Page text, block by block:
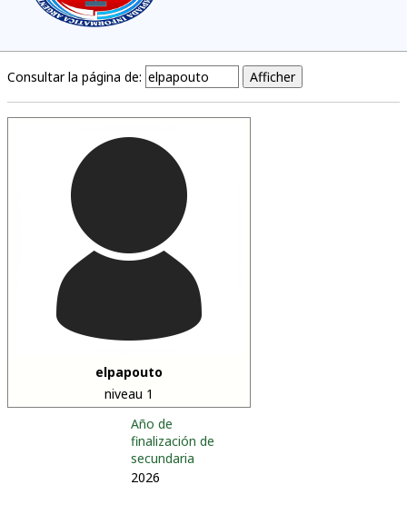
Consultar la página de:
elpapouto
niveau 1
Año de
finalización de
secundaria
2026